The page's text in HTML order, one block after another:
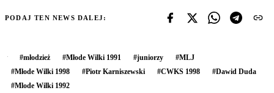
PODAJ TEN NEWS DALEJ:
#młodzież #Młode Wilki 1991 #juniorzy #MLJ
#Młode Wilki 1998 #Piotr Karniszewski #CWKS 1998 #Dawid Duda
#Mlode Wilki 1992